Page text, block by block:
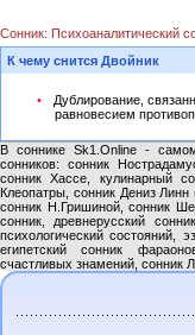
Сонник: Психоаналитический
К чему снится Двойник
Дублирование,
равновесием
В соннике Sk1.Online -
сонников: сонник
сонник Хассе, кулинарный
Клеопатры, сонник Дениз
сонник Н.Гришиной, сонник
сонник, древнерусский
психологический состояний,
египетский сонник
счастливых знамений, сонник